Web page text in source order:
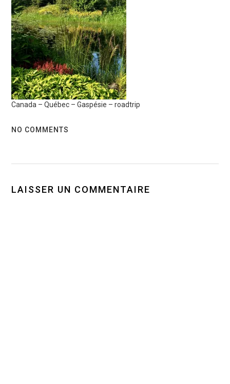
Canada – Québec – Gaspésie – roadtrip
NO COMMENTS
LAISSER UN COMMENTAIRE